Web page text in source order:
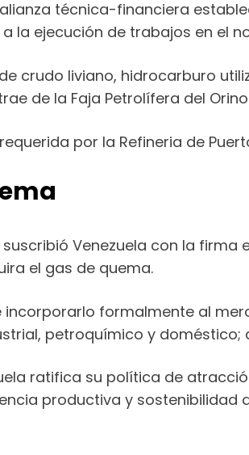
técnica-financiera
la ejecución de trabajos en el
crudo liviano, hidrocarburo
de la Faja Petrolífera del
por la Refineria de
Venezuela con la
el gas de quema.
formalmente al
petroquímico y
ratifica su política de
productiva y sostenibilidad